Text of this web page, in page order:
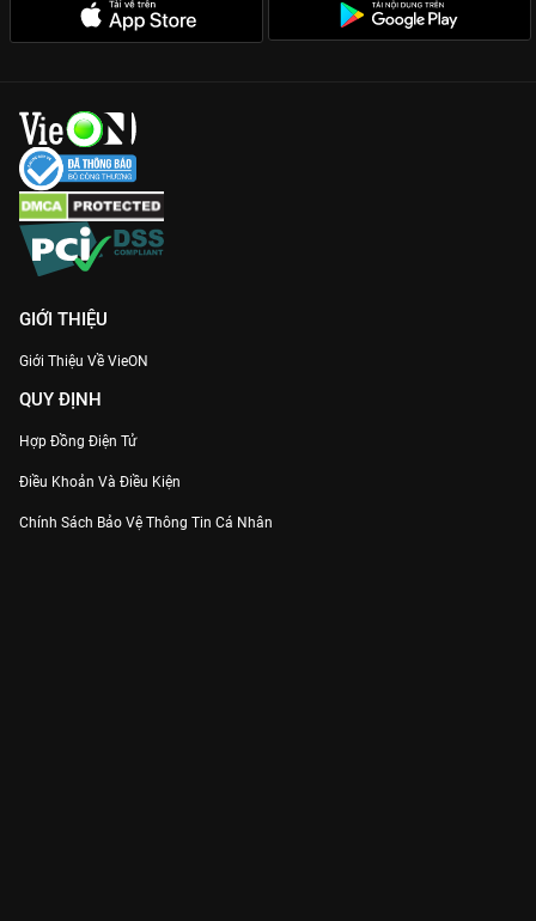
GIỚI THIỆU
Giới Thiệu Về VieON
QUY ĐỊNH
Hợp Đồng Điện Tử
Điều Khoản Và Điều Kiện
Chính Sách Bảo Vệ Thông Tin Cá Nhân